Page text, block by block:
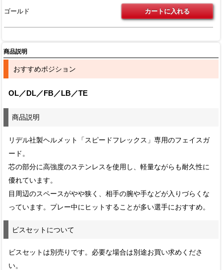
ゴールド
商品説明
おすすめポジション
OL／DL／FB／LB／TE
商品説明
リデル社製ヘルメット「スピードフレックス」専用のフェイスガ
ード。
芯の部分に高強度のステンレスを使用し、軽量ながらも耐久性に
優れています。
目周辺のスペースがやや狭く、相手の腕や手などが入りづらくな
っています。プレー中にヒットすることが多い選手におすすめ。
ビスセットについて
ビスセットは別売りです。必要な場合は別途お買い求めくださ
い。